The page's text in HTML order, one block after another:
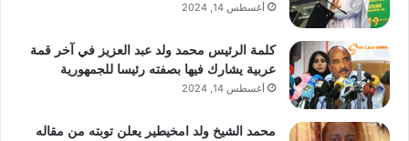
أغسطس 14, 2024
كلمة الرئيس محمد ولد عبد العزيز في آخر قمة
عربية يشارك فيها بصفته رئيسا للجمهورية
أغسطس 14, 2024
محمد الشيخ ولد امخيطير يعلن توبته من مقاله